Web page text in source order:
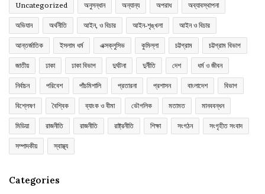
Uncategorized অনুসন্ধান অন্যান্য অপরাধ অব্যাবস্থাপনা
অভিযান অর্থনীতি আইন, ও বিচার আইন-শৃঙ্খলা আইন ও বিচার
আন্তর্জাতিক ইসলাম ধর্ম এক্সক্লুসিভ কুমিল্লা চট্টগ্রাম চট্টগ্রাম বিভাগ
জাতীয় ঢাকা ঢাকা বিভাগ দুর্ঘটনা দুর্নীতি দেশ ধর্ম ও জীবন
নির্বাচন পরিবেশ পাঁচমিশালি প্রতারনা প্রশাসন বাংলাদেশ বিভাগ
বিশ্লেষণ বৈশ্বিক ব্যাংক ও বীমা ভৌগলিক মতামত মানববন্ধন
মিডিয়া রাজনীতি রাজনীতি রাষ্ট্রনীতি শিক্ষা সংগঠন সংগৃহীত সংবাদ
সম্পাদকীয় স্বাস্থ্য
Categories